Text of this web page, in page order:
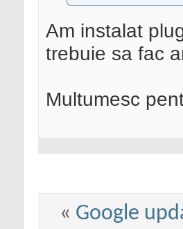
Am instalat
trebuie sa fac
Multumesc
« Google